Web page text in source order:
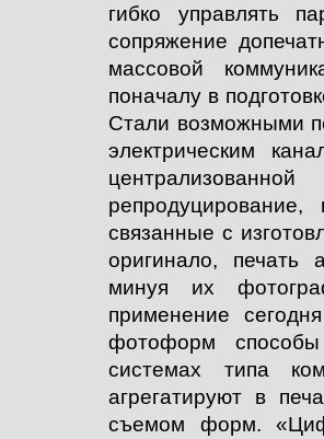
гибко управлять
сопряжение
массовой
поначалу в
Стали возможными
электрическим
связанные с
оригинало, печать
минуя их
применение
фотоформ способы
системах типа
агрегатируют в
съемом форм.